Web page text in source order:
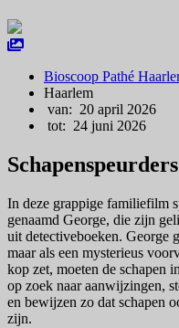
Bioscoop Pathé
Haarlem
van: 20 april 2026
tot: 24 juni 2026
Schapenspeurders
In deze grappige familiefilm
genaamd George, die zijn
uit detectiveboeken. George
maar als een mysterieus
kop zet, moeten de schapen
op zoek naar aanwijzingen,
en bewijzen zo dat schapen
zijn.